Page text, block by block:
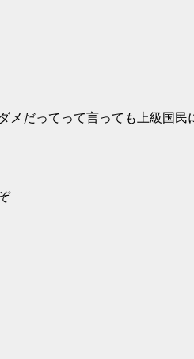
メだってって言っても上級国民